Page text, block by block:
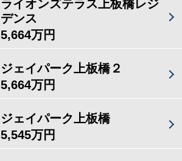
ライオンズテラス上板橋レジ
デンス
5,664万円
ジェイパーク上板橋２
5,664万円
ジェイパーク上板橋
5,545万円